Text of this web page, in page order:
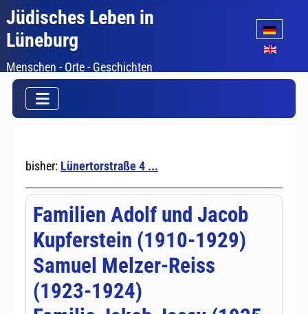
Jüdisches Leben in
Lüneburg
Menschen - Orte - Geschichten
Sprache